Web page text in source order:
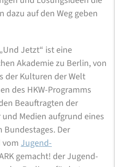
auf den Weg geben
Jetzt“ ist eine
Akademie zu Berlin, von
der Kulturen der Welt
des HKW-Programms
Beauftragten der
Medien aufgrund eines
Bundestages. Der
Jugend-
gemacht! der Jugend-